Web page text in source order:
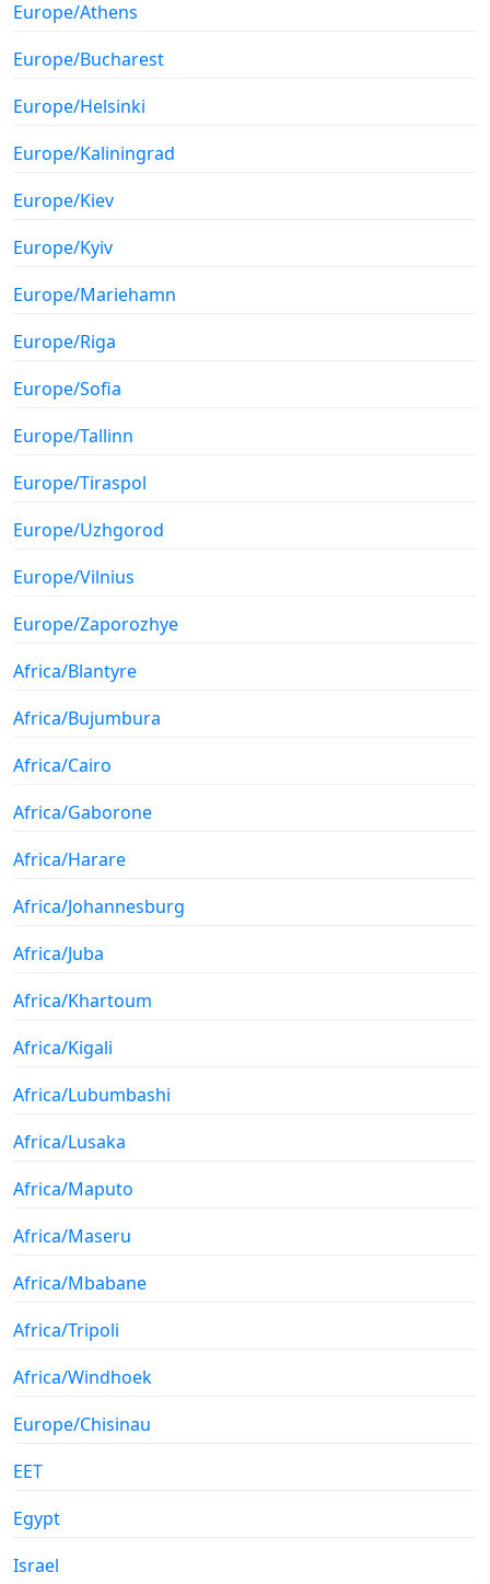
Europe/Athens
Europe/Bucharest
Europe/Helsinki
Europe/Kaliningrad
Europe/Kiev
Europe/Kyiv
Europe/Mariehamn
Europe/Riga
Europe/Sofia
Europe/Tallinn
Europe/Tiraspol
Europe/Uzhgorod
Europe/Vilnius
Europe/Zaporozhye
Africa/Blantyre
Africa/Bujumbura
Africa/Cairo
Africa/Gaborone
Africa/Harare
Africa/Johannesburg
Africa/Juba
Africa/Khartoum
Africa/Kigali
Africa/Lubumbashi
Africa/Lusaka
Africa/Maputo
Africa/Maseru
Africa/Mbabane
Africa/Tripoli
Africa/Windhoek
Europe/Chisinau
EET
Egypt
Israel